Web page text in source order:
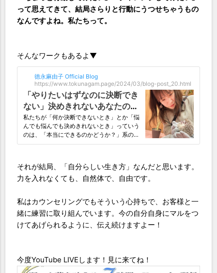
って思えてきて、結局さらりと行動にうつせちゃうもの
なんですよね。私たちって。
そんなワークもあるよ▼
徳永麻由子 Official Blog
https://www.tokunagam.page/2024/03/blog-post_20.html
「やりたいはずなのに決断でき
ない」決めきれないあなたのた
めの実用ワーク
私たちが「何か決断できないとき」とか「悩
んでも悩んでも決めきれないとき」っていう
のは、「本当にできるのかどうか？」系の声
が頭の中をぐるぐる回ることが多い。しかも
るのか？ということは考えないこと。なぜな
らどっちも本音だから
それが結局、「自分らしい生き方」なんだと思います。
力を入れなくても、自然体で、自由です。
私はカウンセリングでもそういう心持ちで、お客様と一
緒に練習に取り組んでいます。今の自分自身にマルをつ
けてあげられるように、伝え続けますよー！
今度YouTube LIVEします！見に来てね！